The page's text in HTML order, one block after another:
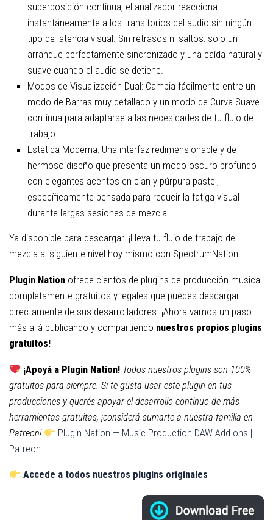
superposición continua, el analizador reacciona
instantáneamente a los transitorios del audio sin ningún
tipo de latencia visual. Sin retrasos ni saltos: solo un
arranque perfectamente sincronizado y una caída natural y
suave cuando el audio se detiene.
Modos de Visualización Dual: Cambia fácilmente entre un
modo de Barras muy detallado y un modo de Curva Suave
continua para adaptarse a las necesidades de tu flujo de
trabajo.
Estética Moderna: Una interfaz redimensionable y de
hermoso diseño que presenta un modo oscuro profundo
con elegantes acentos en cian y púrpura pastel,
específicamente pensada para reducir la fatiga visual
durante largas sesiones de mezcla.
Ya disponible para descargar. ¡Lleva tu flujo de trabajo de
mezcla al siguiente nivel hoy mismo con SpectrumNation!
Plugin Nation ofrece cientos de plugins de producción musical
completamente gratuitos y legales que puedes descargar
directamente de sus desarrolladores. ¡Ahora vamos un paso
más allá publicando y compartiendo nuestros propios plugins
gratuitos!
¡Apoyá a Plugin Nation! Todos nuestros plugins son 100%
gratuitos para siempre. Si te gusta usar este plugin en tus
producciones y querés apoyar el desarrollo continuo de más
herramientas gratuitas, ¡considerá sumarte a nuestra familia en
Patreon!
Plugin Nation — Music Production DAW Add-ons |
Patreon
Accede a todos nuestros plugins originales